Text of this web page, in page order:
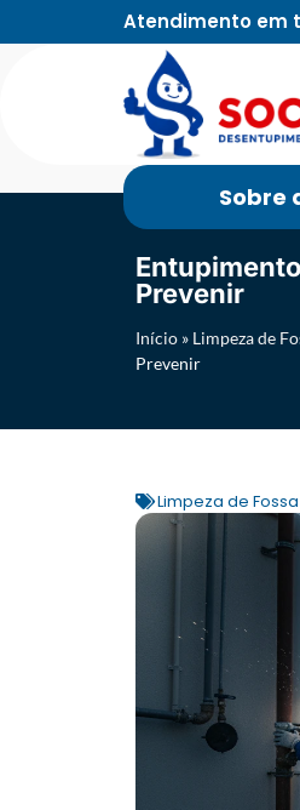
Atendimento em
Sobre
Prevenir
Início » Limpeza de
Prevenir
Limpeza de